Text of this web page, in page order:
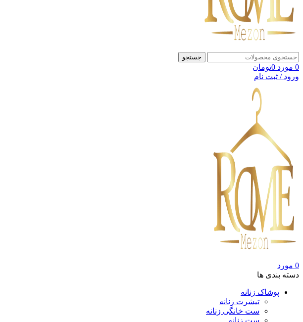
جستجو
0 مورد 0تومان
ورود / ثبت نام
0 مورد
دسته بندی ها
پوشاک زنانه
تیشرت زنانه
ست خانگی زنانه
ست زنانه